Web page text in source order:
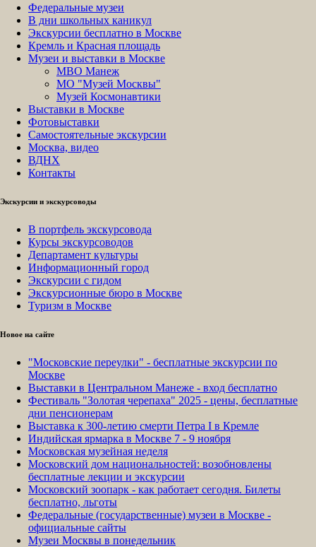
Федеральные музеи
В дни школьных каникул
Экскурсии бесплатно в Москве
Кремль и Красная площадь
Музеи и выставки в Москве
МВО Манеж
МО "Музей Москвы"
Музей Космонавтики
Выставки в Москве
Фотовыставки
Самостоятельные экскурсии
Москва, видео
ВДНХ
Контакты
Экскурсии и экскурсоводы
В портфель экскурсовода
Курсы экскурсоводов
Департамент культуры
Информационный город
Экскурсии с гидом
Экскурсионные бюро в Москве
Туризм в Москве
Новое на сайте
"Московские переулки" - бесплатные экскурсии по
Москве
Выставки в Центральном Манеже - вход бесплатно
Фестиваль "Золотая черепаха" 2025 - цены, бесплатные
дни пенсионерам
Выставка к 300-летию смерти Петра I в Кремле
Индийская ярмарка в Москве 7 - 9 ноября
Московская музейная неделя
Московский дом национальностей: возобновлены
бесплатные лекции и экскурсии
Московский зоопарк - как работает сегодня. Билеты
бесплатно, льготы
Федеральные (государственные) музеи в Москве -
официальные сайты
Музеи Москвы в понедельник